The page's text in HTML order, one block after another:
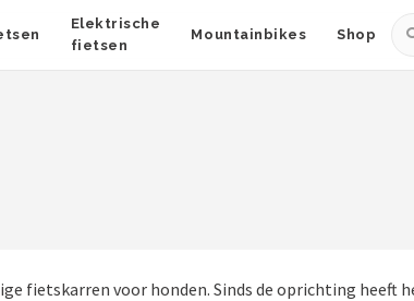
Elektrische
fietsen
Mountainbikes Shop
fietskarren voor honden. Sinds de oprichting heeft